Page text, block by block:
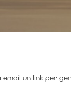
un link per